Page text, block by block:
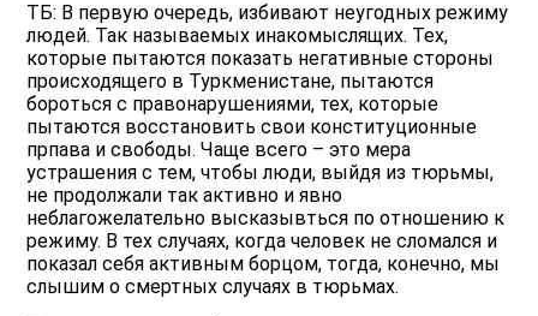
ТБ: В первую очередь, избивают неугодных режиму
людей. Так называемых инакомыслящих. Тех,
которые пытаются показать негативные стороны
происходящего в Туркменистане, пытаются
бороться с правонарушениями, тех, которые
пытаются восстановить свои конституционные
прпава и свободы. Чаще всего – это мера
устрашения с тем, чтобы люди, выйдя из тюрьмы,
не продолжали так активно и явно
неблагожелательно высказывться по отношению к
режиму. В тех случаях, когда человек не сломался и
показал себя активным борцом, тогда, конечно, мы
слышим о смертных случаях в тюрьмах.